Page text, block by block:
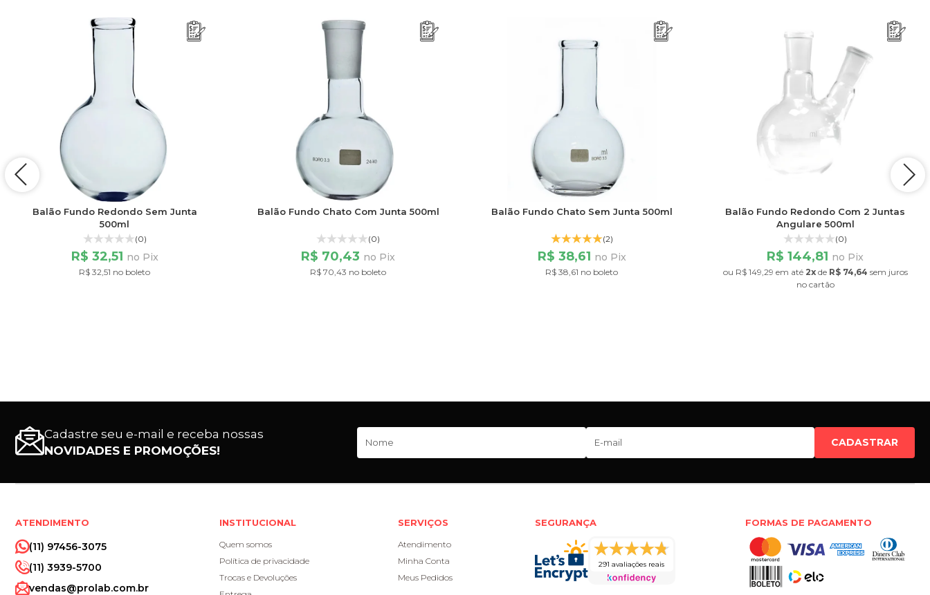
Balão Fundo Redondo Sem Junta
500ml
(0)
R$ 32,51 no Pix
R$ 32,51 no boleto
Balão Fundo Chato Com Junta 500ml
(0)
R$ 70,43 no Pix
R$ 70,43 no boleto
Balão Fundo Chato Sem Junta 500ml
(2)
R$ 38,61 no Pix
R$ 38,61 no boleto
Balão Fundo Redondo Com 2 Juntas
Angulare 500ml
(0)
R$ 144,81 no Pix
ou R$ 149,29 em até 2xde R$ 74,64 sem juros
no cartão
Cadastre seu e-mail e receba nossas
NOVIDADES E PROMOÇÕES!
CADASTRAR
ATENDIMENTO
(11) 97456-3075
(11) 3939-5700
vendas@prolab.com.br
INSTITUCIONAL
Quem somos
Política de privacidade
Trocas e Devoluções
SERVIÇOS
Atendimento
Minha Conta
Meus Pedidos
SEGURANÇA
291 avaliações reais
FORMAS DE PAGAMENTO